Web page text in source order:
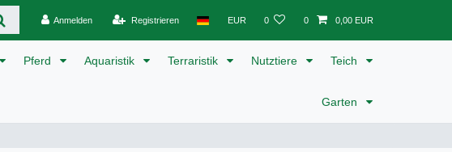
Anmelden Registrieren EUR 0 0 0,00 EUR
Pferd Aquaristik Terraristik Nutztiere Teich
Garten